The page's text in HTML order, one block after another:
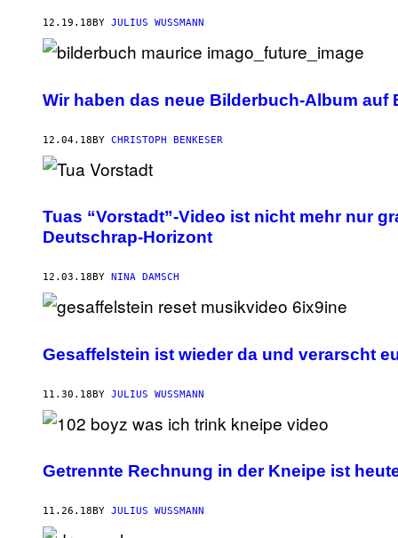
12.19.18 BY JULIUS WUSSMANN
Wir haben das neue Bilderbuch-Album auf
12.04.18BY CHRISTOPH BENKESER
Tuas “Vorstadt”-Video ist nicht mehr nur
Deutschrap-Horizont
12.03.18 BY NINA DAMSCH
Gesaffelstein ist wieder da und verarscht
11.30.18BY JULIUS WUSSMANN
Getrennte Rechnung in der Kneipe ist
11.26.18 BY JULIUS WUSSMANN